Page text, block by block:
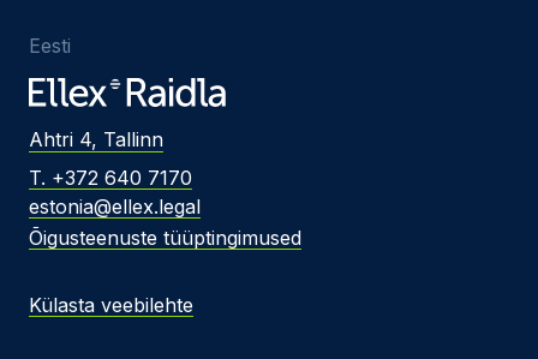
Eesti
Ahtri 4, Tallinn
T. +372 640 7170
estonia@ellex.legal
Õigusteenuste tüüptingimused
Külasta veebilehte